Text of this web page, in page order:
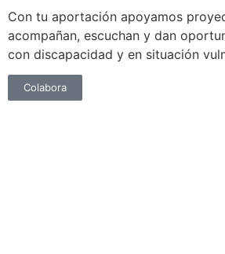
Con tu aportación apoyamos
acompañan, escuchan y dan
con discapacidad y en situación
Colabora